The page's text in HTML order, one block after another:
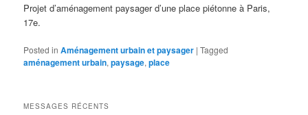
Projet d’aménagement paysager d’une place piétonne à Paris,
17e.
Posted in Aménagement urbain et paysager |Tagged
aménagement urbain,paysage,place
MESSAGES RÉCENTS